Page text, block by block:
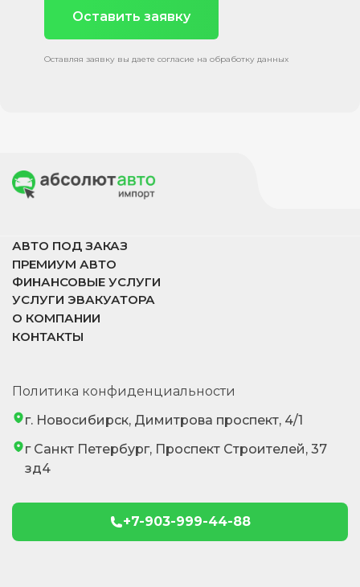
Оставить заявку
Оставляя заявку вы даете согласие на обработку данных
АВТО ПОД ЗАКАЗ
ПРЕМИУМ АВТО
ФИНАНСОВЫЕ УСЛУГИ
УСЛУГИ ЭВАКУАТОРА
О КОМПАНИИ
КОНТАКТЫ
Политика конфиденциальности
г. Новосибирск, Димитрова проспект, 4/1
г Санкт Петербург, Проспект Строителей, 37
зд4
+7-903-999-44-88